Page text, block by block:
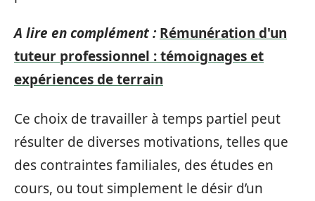
A lire en complément : Rémunération d'un
tuteur professionnel : témoignages et
expériences de terrain
Ce choix de travailler à temps partiel peut
résulter de diverses motivations, telles que
des contraintes familiales, des études en
cours, ou tout simplement le désir d’un